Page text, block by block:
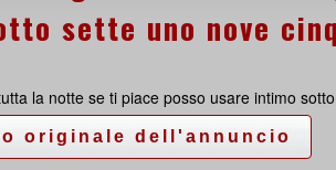
sette uno nove
la notte se ti piace posso usare intimo